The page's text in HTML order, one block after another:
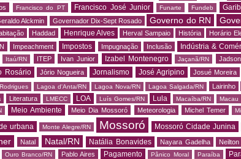
Francisco do PT Francisco José Junior Funarte Fundeb
Alckmin Governador Dix-Sept Rosado Governo do RN
Haddad Henrique Alves Herval Sampaio História Horário
Impeachment Impostos Impugnação Inclusão Indústria &
Itaú/RN ITEP Ivan Junior Izabel Montenegro Jaçanã/RN
Rosário Jório Nogueira Jornalismo José Agripino Josué Moreira
Lagoa d'Anta/RN Lagoa Nova/RN Lagoa Salgada/RN Lairinho
Literatura LMECC LOA Luís Gomes/RN Lula Macaíba/RN Macau
Meio Ambiente Meio Dia Mossoró Meteorologia Michel Temer
urbana Monte Alegre/RN Mossoró Mossoró Cidade Junina
Natal Natal/RN Natália Bonavides Nayara Gadelha
Ouro Branco/RN Pablo Aires Pagamento Pânico Moral Paraíba